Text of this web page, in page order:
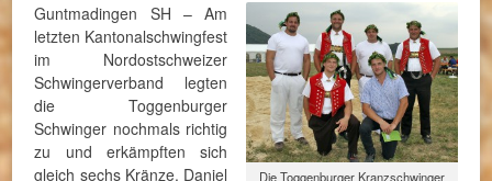
Die Toggenburger Kranzschwinger
Guntmadingen SH – Am
letzten Kantonalschwingfest
im Nordostschweizer
Schwingerverband legten
die Toggenburger
Schwinger nochmals richtig
zu und erkämpften sich
gleich sechs Kränze. Daniel